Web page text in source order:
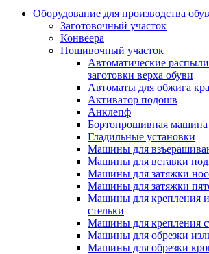
Оборудование для производства
Заготовочный участок
Конвеера
Пошивочный участок
Автоматические
заготовки верха обуви
Автоматы для обжига
Активатор подошв
Анклепф
Бортопрошивная машина
Гладильные установки
Машины для
Машины для вставки
Машины для затяжки
Машины для затяжки
Машины для крепления
стельки
Машины для крепления
Машины для обрезки
Машины для обрезки